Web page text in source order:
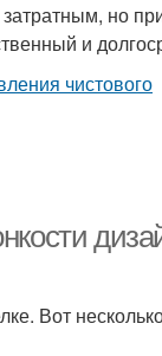
но
и
Вот